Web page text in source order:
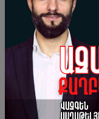
15-01-2026 13:11 |
6-й день
«животным
Самсонян
14-01-2026 12:27 |